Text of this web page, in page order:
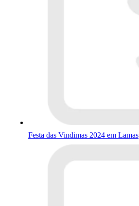
Festa das Vindimas 2024 em Lamas